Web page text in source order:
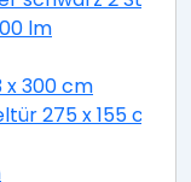
lm
x 300 cm
275 x 155 cm